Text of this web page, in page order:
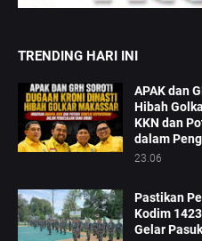
TRENDING HARI INI
APAK dan
Hibah
KKN dan
dalam
23.06
Pastikan
Kodim
Gelar